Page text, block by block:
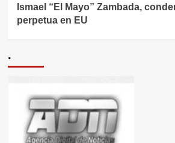
Ismael “El Mayo” Zambada,
perpetua en EU
.